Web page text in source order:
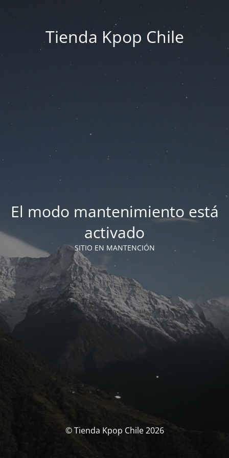
Tienda Kpop Chile
El modo mantenimiento está
activado
SITIO EN MANTENCIÓN
© Tienda Kpop Chile 2026